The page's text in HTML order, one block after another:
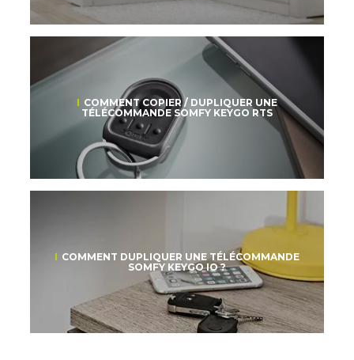
COMMENT COPIER / DUPLIQUER UNE
TÉLÉCOMMANDE SOMFY KEYGO RTS
COMMENT DUPLIQUER UNE TÉLÉCOMMANDE
SOMFY KEYGO IO ?